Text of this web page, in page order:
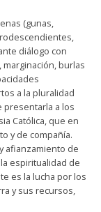
(gunas,
diálogo con
burlas
a la pluralidad
presentarla a los
Católica, que en
y de compañía.
afianzamiento de
espiritualidad de
es la lucha por los
y sus recursos,